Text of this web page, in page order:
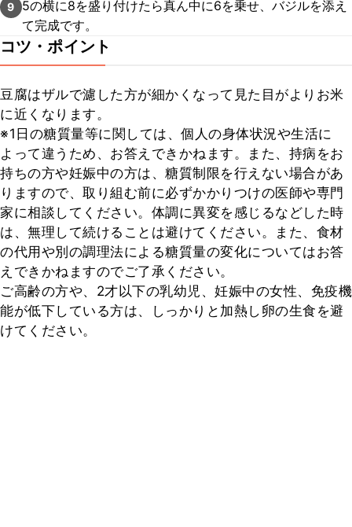
9
5の横に8を盛り付けたら真ん中に6を乗せ、バジルを添え
て完成です。
コツ・ポイント
豆腐はザルで濾した方が細かくなって見た目がよりお米
に近くなります。
※1日の糖質量等に関しては、個人の身体状況や生活に
よって違うため、お答えできかねます。また、持病をお
持ちの方や妊娠中の方は、糖質制限を行えない場合があ
りますので、取り組む前に必ずかかりつけの医師や専門
家に相談してください。体調に異変を感じるなどした時
は、無理して続けることは避けてください。また、食材
の代用や別の調理法による糖質量の変化についてはお答
えできかねますのでご了承ください。
ご高齢の方や、2才以下の乳幼児、妊娠中の女性、免疫機
能が低下している方は、しっかりと加熱し卵の生食を避
けてください。